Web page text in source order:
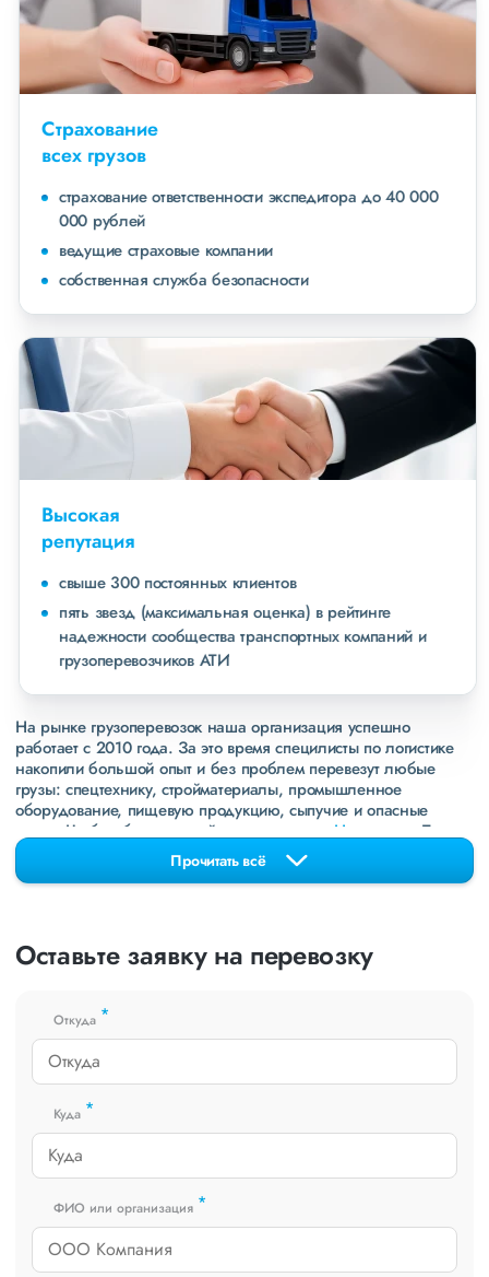
Страхование
всех грузов
страхование ответственности экспедитора до 40 000
000 рублей
ведущие страховые компании
собственная служба безопасности
Высокая
репутация
свыше 300 постоянных клиентов
пять звезд (максимальная оценка) в рейтинге
надежности сообщества транспортных компаний и
грузоперевозчиков АТИ
На рынке грузоперевозок наша организация успешно
работает с 2010 года. За это время специлисты по логистике
накопили большой опыт и без проблем перевезут любые
грузы: спецтехнику, стройматериалы, промышленное
оборудование, пищевую продукцию, сыпучие и опасные
грузы. Чтобы убедиться зайдите в раздел
«Наш опыт»
. Там
свежие примеры перевозок, которые обновляются несколько
раз в неделю. Также недавно мы запустили новые
направления вДНРиЛНР. Предоставляем все стандартные
экспедирование. За каждым клиентом закреплен менеджер,
который сообщит о текущем статусе вашего груза. Чтобы
сайте или звоните по номеру
РФ).
Прочитать всё
Оставьте заявку на перевозку
Откуда *
Куда *
ФИО или организация *